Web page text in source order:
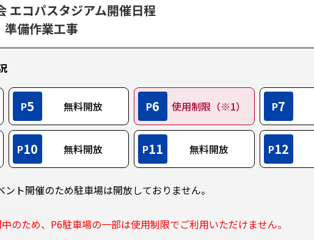
エコパスタジアム開催日程
準備作業工事
P5 無料開放 P6 使用制限（※1） P7
P10 無料開放 P11 無料開放 P12
ト開催のため駐車場は開放しておりません。
のため、P6駐車場の一部は使用制限でご利用いただけません。